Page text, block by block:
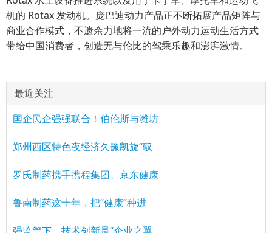
机的 Rotax 发动机。庞巴迪动力产品正不断拓展产品矩阵与
商业合作模式，不遗余力地将一流的户外动力运动生活方式
带给中国消费者，创造无与伦比的驾乘乐趣和澎湃激情。
最近关注
国企民企强强联合！伯伦斯与潍坊
郑州西区特色夜经济久豫凯旋“驭
罗氏制药携手携程集团、京东健康
鲁南制药这十年，把“健康”种进